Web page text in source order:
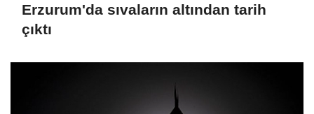
Erzurum'da sıvaların altından tarih
çıktı